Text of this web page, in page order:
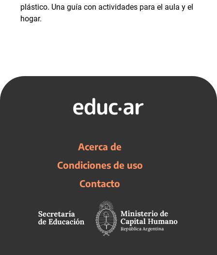
plástico. Una guía con actividades para el aula y el
hogar.
Acerca de
Condiciones de uso
Contacto